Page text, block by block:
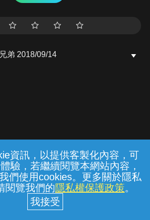
資訊，以提供客製化內容，可
驗，若繼續閱覽本網站內容，
們使用cookies。更多關於隱私
閱覽我們的隱私權保護政策。
弟 2018/09/14
客服 服務條款 隱私權保護
份有限公司個人家庭分公司
編號：96979949) © 2026
{{notifyMsg}}